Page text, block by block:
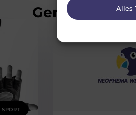
Alles
Gerelateerde
SPORT